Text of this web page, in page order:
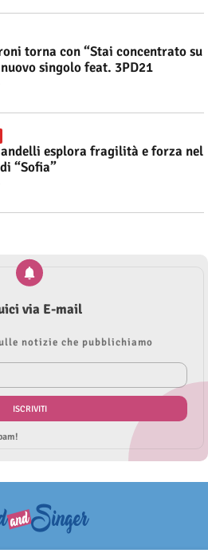
torna con “Stai concentrato su
singolo feat. 3PD21
esplora fragilità e forza nel
“Sofia”
via E-mail
notizie che pubblichiamo